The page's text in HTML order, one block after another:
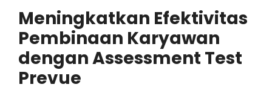
Meningkatkan Efektivitas
Pembinaan Karyawan
dengan Assessment Test
Prevue